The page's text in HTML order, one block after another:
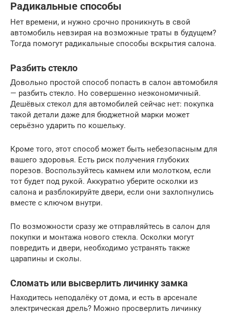
Радикальные способы
Нет времени, и нужно срочно проникнуть в свой
автомобиль невзирая на возможные траты в будущем?
Тогда помогут радикальные способы вскрытия салона.
Разбить стекло
Довольно простой способ попасть в салон автомобиля
— разбить стекло. Но совершенно неэкономичный.
Дешёвых стекол для автомобилей сейчас нет: покупка
такой детали даже для бюджетной марки может
серьёзно ударить по кошельку.
Кроме того, этот способ может быть небезопасным для
вашего здоровья. Есть риск получения глубоких
порезов. Воспользуйтесь камнем или молотком, если
тот будет под рукой. Аккуратно уберите осколки из
салона и разблокируйте двери, если они захлопнулись
вместе с ключом внутри.
По возможности сразу же отправляйтесь в салон для
покупки и монтажа нового стекла. Осколки могут
повредить и двери, необходимо устранять также
царапины и сколы.
Сломать или высверлить личинку замка
Находитесь неподалёку от дома, и есть в арсенале
электрическая дрель? Можно просверлить личинку